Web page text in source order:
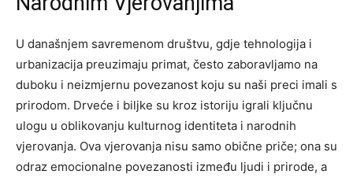
U današnjem savremenom društvu, gdje tehnologija i
urbanizacija preuzimaju primat, često zaboravljamo na
duboku i neizmjernu povezanost koju su naši preci imali s
prirodom. Drveće i biljke su kroz istoriju igrali ključnu
ulogu u oblikovanju kulturnog identiteta i narodnih
vjerovanja. Ova vjerovanja nisu samo obične priče; ona su
odraz emocionalne povezanosti između ljudi i prirode, a